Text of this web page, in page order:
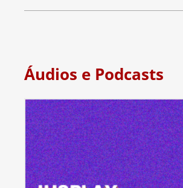
Áudios e Podcasts